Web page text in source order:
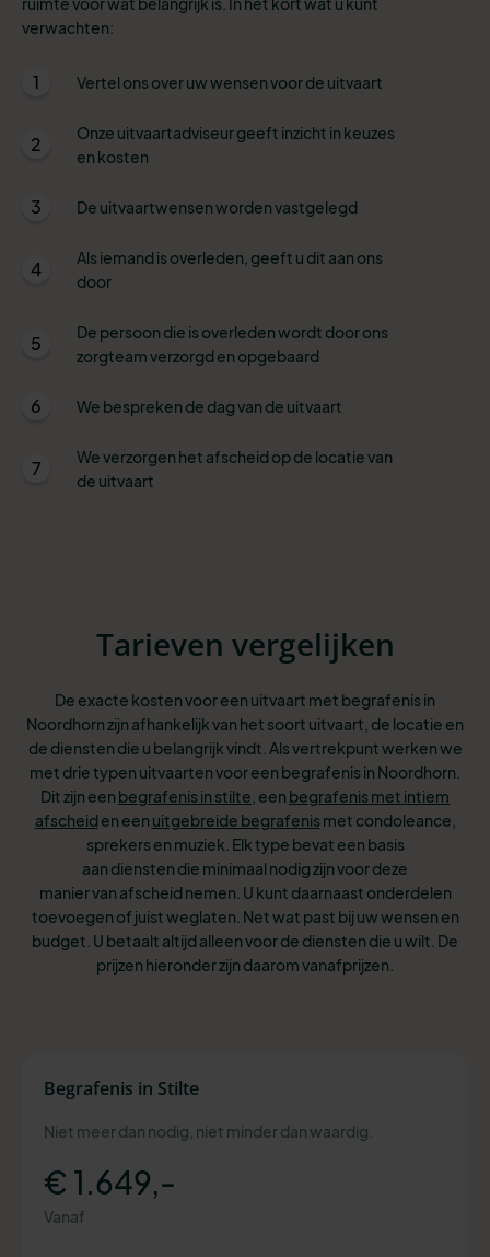
verwachten:
1 Vertel ons over uw wensen voor de uitvaart
2
Onze uitvaartadviseur geeft inzicht in keuzes
en kosten
3 De uitvaartwensen worden vastgelegd
4
Als iemand is overleden, geeft u dit aan ons
door
5
De persoon die is overleden wordt door ons
zorgteam verzorgd en opgebaard
6 We bespreken de dag van de uitvaart
7
We verzorgen het afscheid op de locatie van
de uitvaart
Tarieven vergelijken
De exacte kosten voor een uitvaart met begrafenis in
Noordhorn zijn afhankelijk van het soort uitvaart, de locatie en
de diensten die u belangrijk vindt. Als vertrekpunt werken we
met drie typen uitvaarten voor een begrafenis in Noordhorn.
Ditzijn een begrafenis in stilte , een begrafenis met intiem
afscheid en een uitgebreide begrafenismet condoleance,
sprekers en muziek. Elk type bevat een basis
aan diensten die minimaal nodig zijn voor deze
manier van afscheid nemen. U kunt daarnaast onderdelen
toevoegen of juist weglaten. Net wat past bij uw wensen en
budget. U betaalt altijd alleen voor de diensten die u wilt. De
prijzen hieronder zijn daarom vanafprijzen.
Begrafenis in Stilte
Niet meer dan nodig, niet minder dan waardig.
€ 1.649,-
Vanaf